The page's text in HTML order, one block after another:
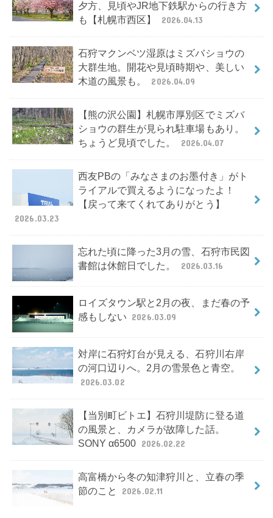
夕方、見頃やJR地下鉄駅からの行き方
も【札幌市西区】
2026.04.13
石狩マクンベツ湿原はミズバショウの
大群生地。開花や見頃時期や、美しい
木道の風景も。
2026.04.09
【熊の沢公園】札幌市厚別区でミズバ
ショウの群生が見られ駐車場もあり。
ちょうど見頃でした。
2026.04.07
西友PBの「みなさまのお墨付き」がト
ライアルで買えるようになったよ！
【戻って来てくれてありがとう】
2026.03.23
忘れた頃に降った3月の雪、石狩市民図
書館は休館日でした。
2026.03.16
ロイズタウン駅と2月の夜、まだ春の予
感もしない 2026.03.09
対岸に石狩灯台が見える、石狩川右岸
の河口辺りへ。2月の雪景色と青空。
2026.03.02
【当別町ビトエ】石狩川堤防に登る道
の風景と、カメラが故障した話。
SONY α6500 2026.02.22
高富橋から冬の知津狩川と、立春の季
節のこと
2026.02.11